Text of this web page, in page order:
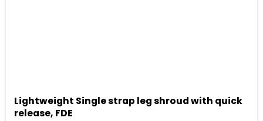
Lightweight Single strap leg shroud with quick
release, FDE